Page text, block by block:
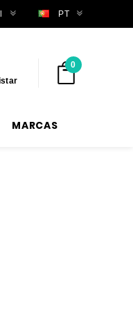
PT
0
MARCAS